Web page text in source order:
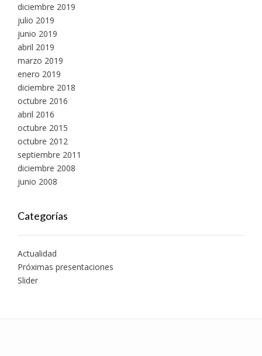
diciembre 2019
julio 2019
junio 2019
abril 2019
marzo 2019
enero 2019
diciembre 2018
octubre 2016
abril 2016
octubre 2015
octubre 2012
septiembre 2011
diciembre 2008
junio 2008
Categorías
Actualidad
Próximas presentaciones
Slider